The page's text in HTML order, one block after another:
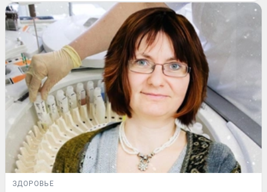
ЗДОРОВЬЕ